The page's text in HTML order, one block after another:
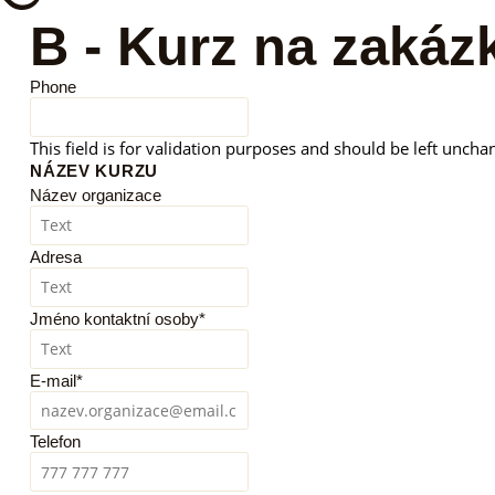
B - Kurz na
Phone
This field is for validation purposes and should be left
NÁZEV KURZU
Název organizace
Adresa
Jméno kontaktní osoby*
E-mail*
Telefon